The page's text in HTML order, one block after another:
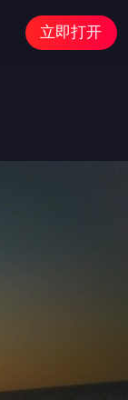
立即打开